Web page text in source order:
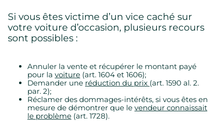
Si vous êtes victime d’un vice caché sur
votre voiture d’occasion, plusieurs recours
sont possibles :
Annuler la vente et récupérer le montant payé
pour la voiture (art. 1604 et 1606);
Demander une réduction du prix (art. 1590 al. 2.
par. 2);
Réclamer des dommages-intérêts, si vous êtes en
mesure de démontrer que le vendeur connaissait
le problème (art. 1728).
essentiels, d’autres ne le sont pas.
Veuillez consulter notrepolitique de confidentialitépour savoir
comment nous collectons, utilisons et protégeons vos
renseignements personnels lorsque vous visitez notre site
Requis
Témoins requis permettant au site de fonctionner
correctement.
Montrer les détails des témoins